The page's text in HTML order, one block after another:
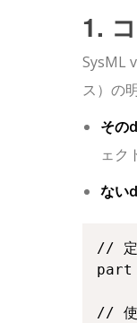
1.
SysML
ス）の
その
ェク
ない
// 定
part
// 使